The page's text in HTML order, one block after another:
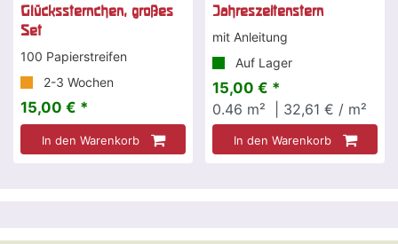
Glückssternchen, großes
Set
100 Papierstreifen
2-3 Wochen
15,00 € *
In den Warenkorb
Jahreszeitenstern
mit Anleitung
Auf Lager
15,00 € *
0.46 m² | 32,61 € / m²
In den Warenkorb